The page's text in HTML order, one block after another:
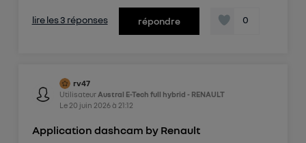
lire les 3 réponses répondre 0
rv47
Utilisateur Austral E-Tech full hybrid - RENAULT
Le 20 juin 2026à 21:12
Application dashcam by Renault